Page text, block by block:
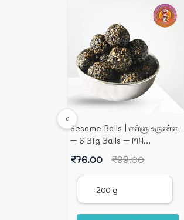
Sesame Balls | எள்ளு உருண்டை
– 6 Big Balls – MH
₹76.00 ₹99.00
‹